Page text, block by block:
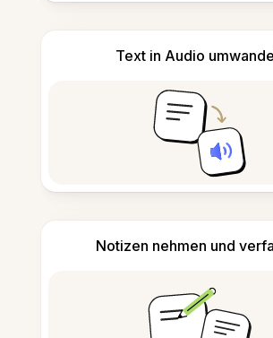
Text in Audio
Notizen nehmen und